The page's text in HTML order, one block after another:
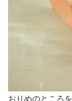
おりめのところ